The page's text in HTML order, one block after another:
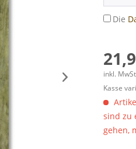
Die
inkl.
Kasse
sind zu
gehen,